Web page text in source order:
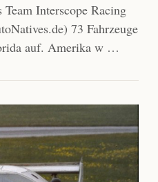
Interscope Racing
73 Fahrzeuge
auf. Amerika w …